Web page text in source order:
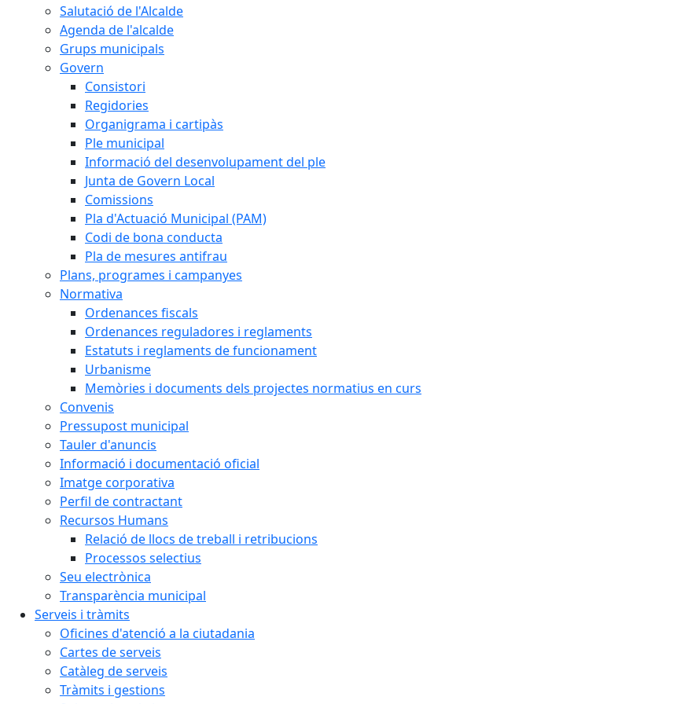
Salutació de l'Alcalde
Agenda de l'alcalde
Grups municipals
Govern
Consistori
Regidories
Organigrama i cartipàs
Ple municipal
Informació del desenvolupament del ple
Junta de Govern Local
Comissions
Pla d'Actuació Municipal (PAM)
Codi de bona conducta
Pla de mesures antifrau
Plans, programes i campanyes
Normativa
Ordenances fiscals
Ordenances reguladores i reglaments
Estatuts i reglaments de funcionament
Urbanisme
Memòries i documents dels projectes normatius en curs
Convenis
Pressupost municipal
Tauler d'anuncis
Informació i documentació oficial
Imatge corporativa
Perfil de contractant
Recursos Humans
Relació de llocs de treball i retribucions
Processos selectius
Seu electrònica
Transparència municipal
Serveis i tràmits
Oficines d'atenció a la ciutadania
Cartes de serveis
Catàleg de serveis
Tràmits i gestions